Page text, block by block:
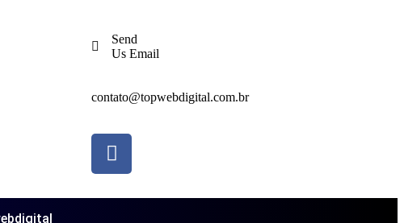
Send
Us Email
contato@topwebdigital.com.br